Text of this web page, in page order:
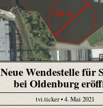
Neue Wendestelle für
bei Oldenburg
tvi.ticker • 4. Mai 2021